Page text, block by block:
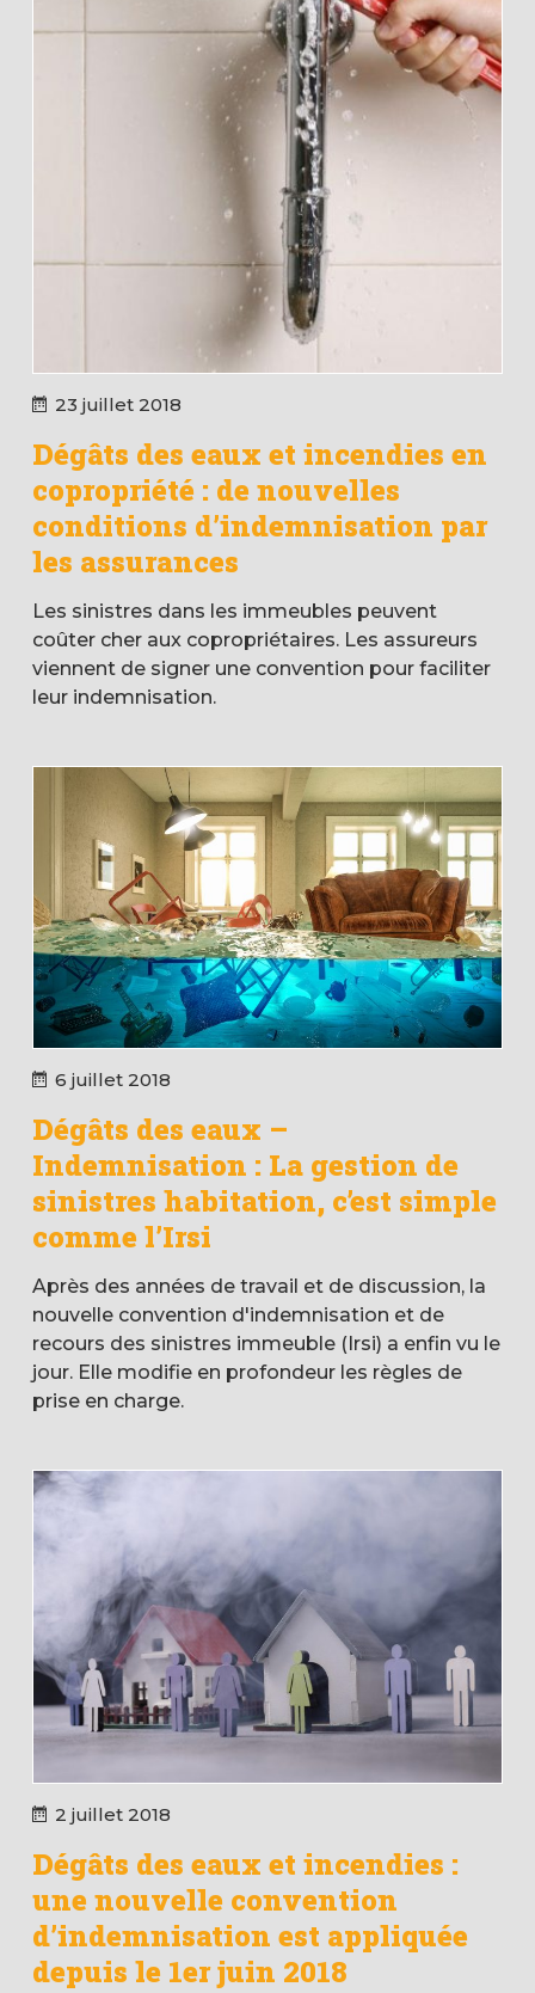
23 juillet 2018
Dégâts des eaux et incendies en
copropriété : de nouvelles
conditions d’indemnisation par
les assurances
Les sinistres dans les immeubles peuvent
coûter cher aux copropriétaires. Les assureurs
viennent de signer une convention pour faciliter
leur indemnisation.
6 juillet 2018
Dégâts des eaux –
Indemnisation : La gestion de
sinistres habitation, c’est simple
comme l’Irsi
Après des années de travail et de discussion, la
nouvelle convention d'indemnisation et de
recours des sinistres immeuble (Irsi) a enfin vu le
jour. Elle modifie en profondeur les règles de
prise en charge.
2 juillet 2018
Dégâts des eaux et incendies :
une nouvelle convention
d’indemnisation est appliquée
depuis le 1er juin 2018